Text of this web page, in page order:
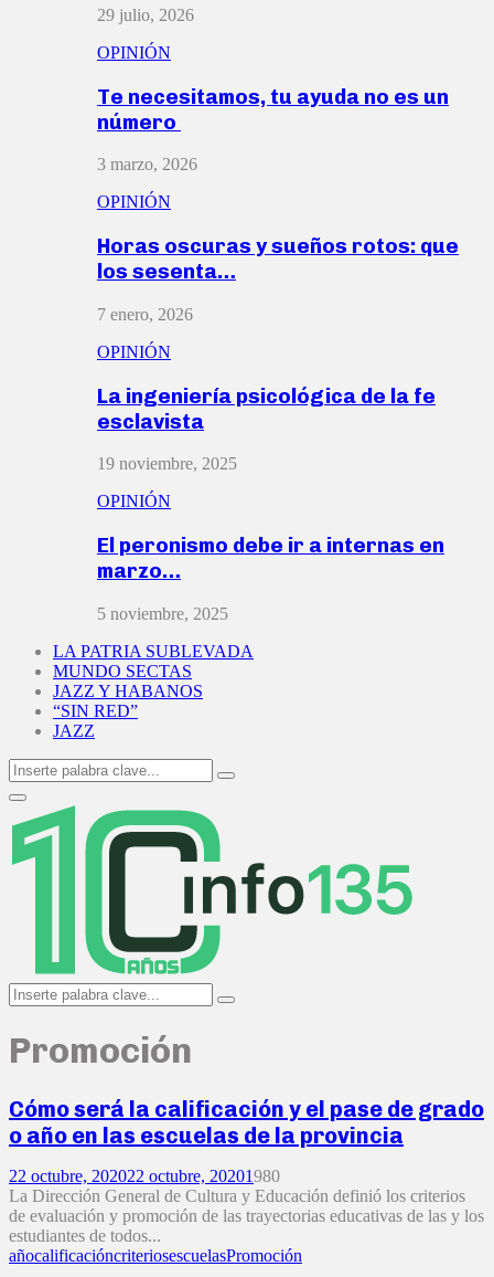
29 julio, 2026
OPINIÓN
Te necesitamos, tu ayuda no es un
número
3 marzo, 2026
OPINIÓN
Horas oscuras y sueños rotos: que
los sesenta…
7 enero, 2026
OPINIÓN
La ingeniería psicológica de la fe
esclavista
19 noviembre, 2025
OPINIÓN
El peronismo debe ir a internas en
marzo…
5 noviembre, 2025
LA PATRIA SUBLEVADA
MUNDO SECTAS
JAZZ Y HABANOS
“SIN RED”
JAZZ
Search
for:
Search
Primary
Menu
Search
for:
Search
Promoción
Cómo será la calificación y el pase de grado
o año en las escuelas de la provincia
22 octubre, 202022 octubre, 20201980
La Dirección General de Cultura y Educación definió los criterios
de evaluación y promoción de las trayectorias educativas de las y los
estudiantes de todos...
añocalificacióncriteriosescuelasPromoción